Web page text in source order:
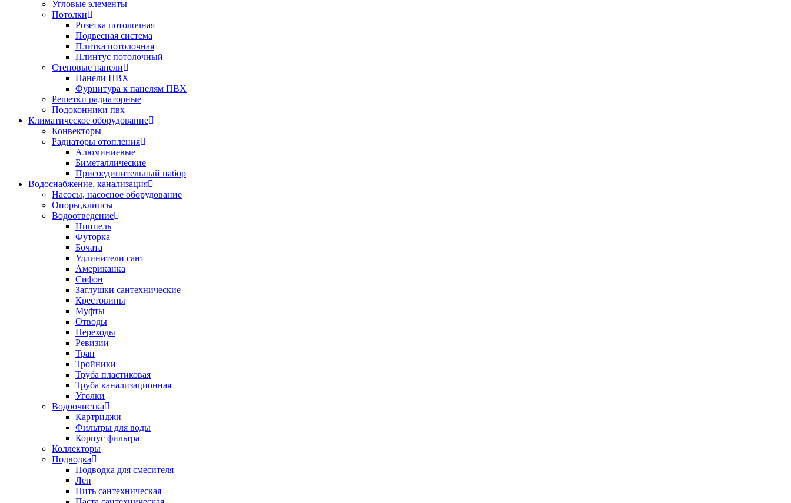
Угловые элементы
Потолки
Розетка потолочная
Подвесная система
Плитка потолочная
Плинтус потолочный
Стеновые панели
Панели ПВХ
Фурнитура к панелям ПВХ
Решетки радиаторные
Подоконники пвх
Климатическое оборудование
Конвекторы
Радиаторы отопления
Алюминиевые
Биметаллические
Присоединительный набор
Водоснабжение, канализация
Насосы, насосное оборудование
Опоры,клипсы
Водоотведение
Ниппель
Футорка
Бочата
Удлинители сант
Американка
Сифон
Заглушки сантехнические
Крестовины
Муфты
Отводы
Переходы
Ревизии
Трап
Тройники
Труба пластиковая
Труба канализационная
Уголки
Водоочистка
Картриджи
Фильтры для воды
Корпус фильтра
Коллекторы
Подводка
Подводка для смесителя
Лен
Нить сантехническая